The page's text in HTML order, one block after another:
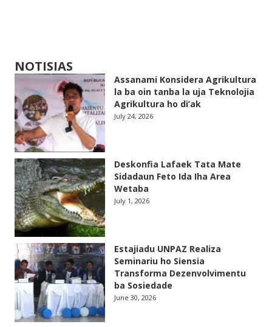
NOTISIAS
Assanami Konsidera Agrikultura
la ba oin tanba la uja Teknolojia
Agrikultura ho di’ak
July 24, 2026
Deskonfia Lafaek Tata Mate
Sidadaun Feto Ida Iha Area
Wetaba
July 1, 2026
Estajiadu UNPAZ Realiza
Seminariu ho Siensia
Transforma Dezenvolvimentu
ba Sosiedade
June 30, 2026